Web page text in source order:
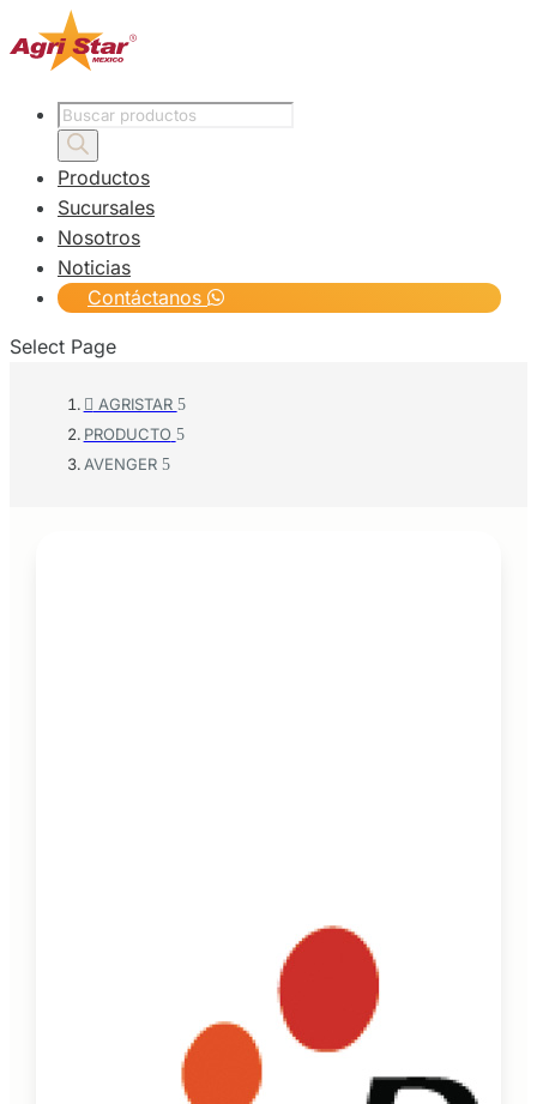
Products
search
Productos
Sucursales
Nosotros
Noticias
Contáctanos
Select Page
 AGRISTAR
PRODUCTO
AVENGER